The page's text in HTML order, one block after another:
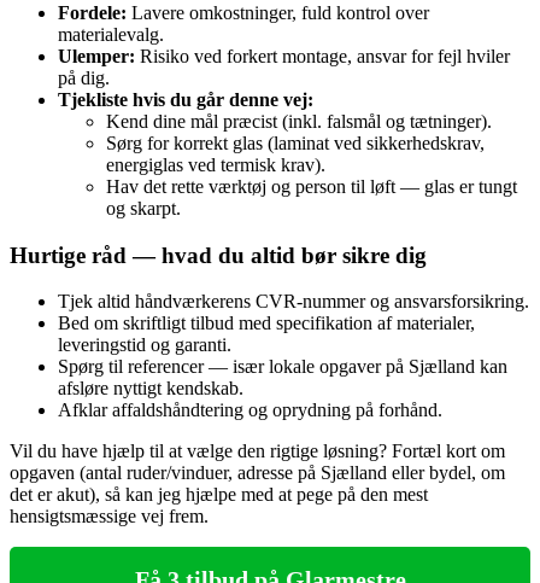
Fordele: Lavere omkostninger, fuld kontrol over
materialevalg.
Ulemper: Risiko ved forkert montage, ansvar for fejl hviler
på dig.
Tjekliste hvis du går denne vej:
Kend dine mål præcist (inkl. falsmål og tætninger).
Sørg for korrekt glas (laminat ved sikkerhedskrav,
energiglas ved termisk krav).
Hav det rette værktøj og person til løft — glas er tungt
og skarpt.
Hurtige råd — hvad du altid bør sikre dig
Tjek altid håndværkerens CVR‑nummer og ansvarsforsikring.
Bed om skriftligt tilbud med specifikation af materialer,
leveringstid og garanti.
Spørg til referencer — især lokale opgaver på Sjælland kan
afsløre nyttigt kendskab.
Afklar affaldshåndtering og oprydning på forhånd.
Vil du have hjælp til at vælge den rigtige løsning? Fortæl kort om
opgaven (antal ruder/vinduer, adresse på Sjælland eller bydel, om
det er akut), så kan jeg hjælpe med at pege på den mest
hensigtsmæssige vej frem.